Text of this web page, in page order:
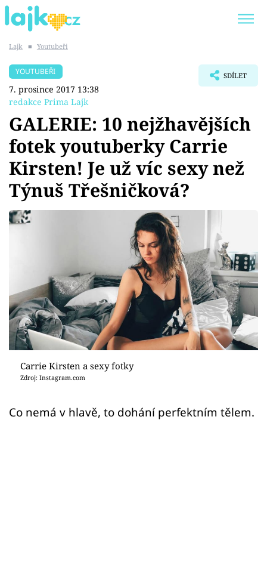
SHOPAHOLICADEL
Témata
Showbyznys
Youtubeři
Sex a vztahy
Videa
Sledujte prima+
Přihlášení
Sledujte nás
Lajk ■ Youtubeři
YOUTUBEŘI
7. prosince 2017 13:38
redakce Prima Lajk
SDÍLET
GALERIE: 10 nejžhavějších
fotek youtuberky Carrie
Kirsten! Je už víc sexy než
Týnuš Třešničková?
Carrie Kirsten a sexy fotky
Zdroj: Instagram.com
Co nemá v hlavě, to dohání perfektním tělem.